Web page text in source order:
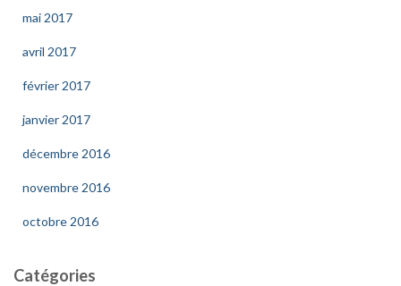
mai 2017
avril 2017
février 2017
janvier 2017
décembre 2016
novembre 2016
octobre 2016
Catégories